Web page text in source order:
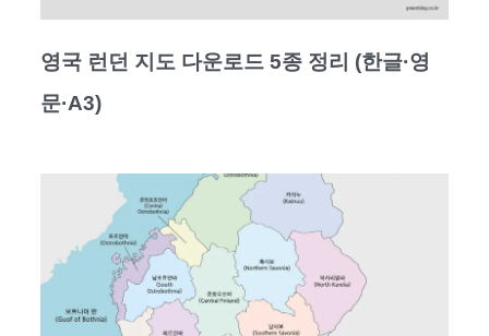
영국 런던 지도 다운로드 5종 정리 (한글·영
문·A3)